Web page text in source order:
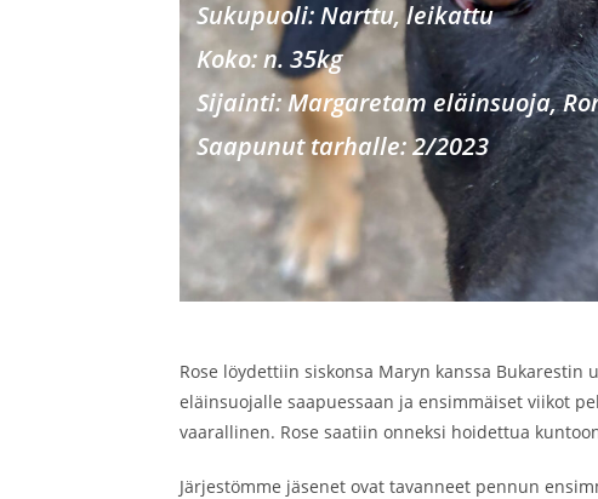
Sukupuoli: Narttu, leikattu
Koko: n. 35kg
Sijainti: Margaretam eläinsuoja,
Saapunut tarhalle: 2/2023
Rose löydettiin siskonsa Maryn kanssa
eläinsuojalle saapuessaan ja ensimmäiset viikot
vaarallinen. Rose saatiin onneksi hoidettua
Järjestömme jäsenet ovat tavanneet pennun